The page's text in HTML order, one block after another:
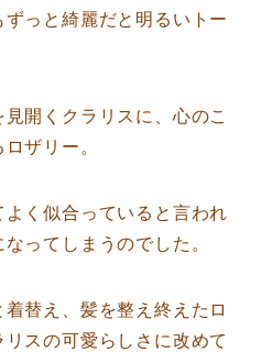
っと綺麗だと明るいトー
開くクラリスに、心のこ
ザリー。
く似合っていると言われ
ってしまうのでした。
替え、髪を整え終えたロ
スの可愛らしさに改めて